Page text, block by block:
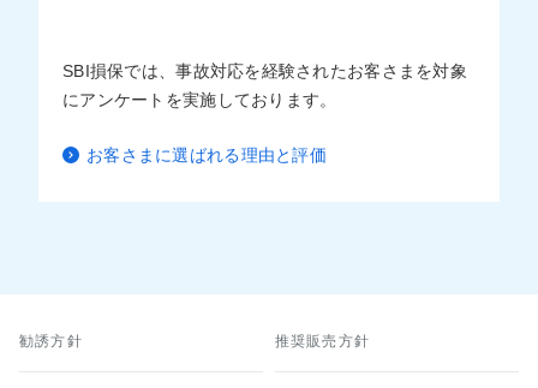
SBI損保では、事故対応を経験されたお客さまを対象
にアンケートを実施しております。
お客さまに選ばれる理由と評価
勧誘方針 推奨販売方針